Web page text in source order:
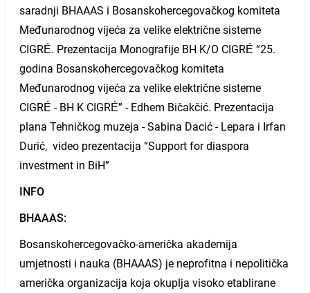
saradnji BHAAAS i Bosanskohercegovačkog komiteta
Međunarodnog vijeća za velike električne sisteme
CIGRÉ. Prezentacija Monografije BH K/O CIGRÉ “25.
godina Bosanskohercegovačkog komiteta
Međunarodnog vijeća za velike električne sisteme
CIGRÉ - BH K CIGRÉ” - Edhem Bičakčić. Prezentacija
plana Tehničkog muzeja - Sabina Dacić - Lepara i Irfan
Durić, video prezentacija “Support for diaspora
investment in BiH”
INFO
BHAAAS:
Bosanskohercegovačko-američka akademija
umjetnosti i nauka (BHAAAS) je neprofitna i nepolitička
američka organizacija koja okuplja visoko etablirane